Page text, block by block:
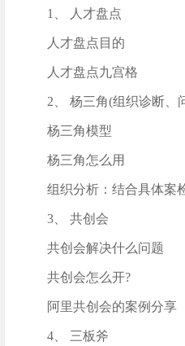
1、 人才盘点
人才盘点目的
人才盘点九宫格
2、 杨三角(组织诊断、
杨三角模型
杨三角怎么用
组织分析：结合具体案
3、 共创会
共创会解决什么问题
共创会怎么开?
阿里共创会的案例分享
4、 三板斧